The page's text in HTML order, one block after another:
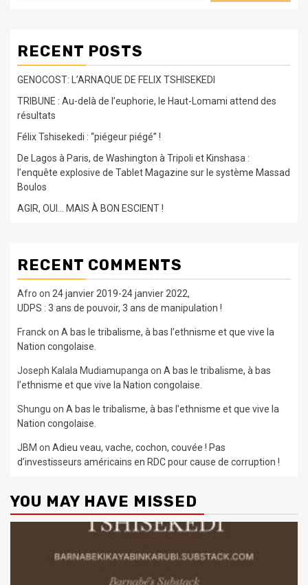
RECENT POSTS
GENOCOST: L’ARNAQUE DE FELIX TSHISEKEDI
TRIBUNE : Au-delà de l’euphorie, le Haut-Lomami attend des
résultats
Félix Tshisekedi : “piégeur piégé” !
De Lagos à Paris, de Washington à Tripoli et Kinshasa :
l’enquête explosive de Tablet Magazine sur le système Massad
Boulos
AGIR, OUI… MAIS À BON ESCIENT !
RECENT COMMENTS
Afro on 24 janvier 2019-24 janvier 2022,
UDPS : 3 ans de pouvoir, 3 ans de manipulation !
Franckon A bas le tribalisme, à bas l’ethnisme et que vive la
Nation congolaise.
Joseph Kalala Mudiamupangaon A bas le tribalisme, à bas
l’ethnisme et que vive la Nation congolaise.
Shungu on A bas le tribalisme, à bas l’ethnisme et que vive la
Nation congolaise.
JBM on Adieu veau, vache, cochon, couvée ! Pas
d’investisseurs américains en RDC pour cause de corruption !
YOU MAY HAVE MISSED